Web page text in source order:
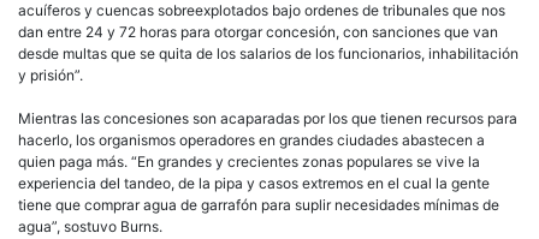
acuíferos y cuencas sobreexplotados bajo ordenes de tribunales que nos
dan entre 24 y 72 horas para otorgar concesión, con sanciones que van
desde multas que se quita de los salarios de los funcionarios, inhabilitación
y prisión”.
Mientras las concesiones son acaparadas por los que tienen recursos para
hacerlo, los organismos operadores en grandes ciudades abastecen a
quien paga más. “En grandes y crecientes zonas populares se vive la
experiencia del tandeo, de la pipa y casos extremos en el cual la gente
tiene que comprar agua de garrafón para suplir necesidades mínimas de
agua”, sostuvo Burns.